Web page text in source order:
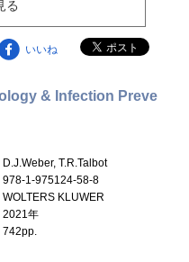
る
いいね
& Infection Preve
D.J.Weber, T.R.Talbot
978-1-975124-58-8
WOLTERS KLUWER
2021年
742pp.